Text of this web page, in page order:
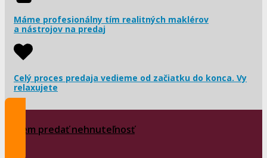
Máme profesionálny tím realitných maklérov
a nástrojov na predaj
Celý proces predaja vedieme od začiatku do konca. Vy
relaxujete
Chcem predať nehnuteľnosť